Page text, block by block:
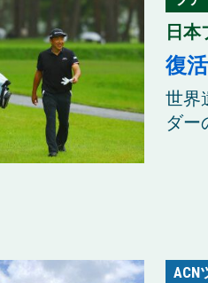
日
復
世界
ダー
ACN